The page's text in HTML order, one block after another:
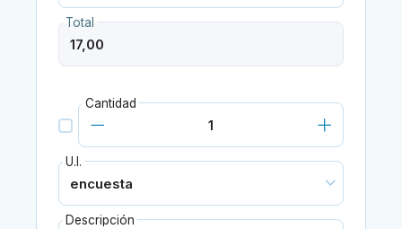
Total
Cantidad
U.I.
Descripción